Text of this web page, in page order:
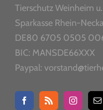
Tierschutz Weinheim
Sparkasse Rhein-
DE80 6705 0505
BIC: MANSDE66XXX
Paypal: